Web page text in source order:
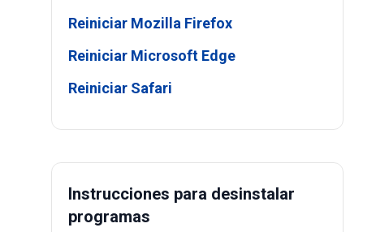
Reiniciar Mozilla Firefox
Reiniciar Microsoft Edge
Reiniciar Safari
Instrucciones para desinstalar
programas